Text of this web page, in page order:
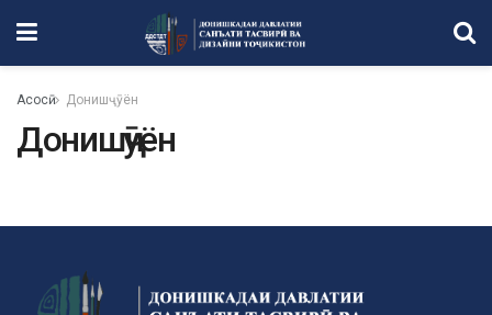
Асосӣ Донишҷӯён
Донишҷӯён